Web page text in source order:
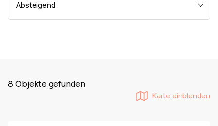
Absteigend
8 Objekte gefunden
Karte einblenden